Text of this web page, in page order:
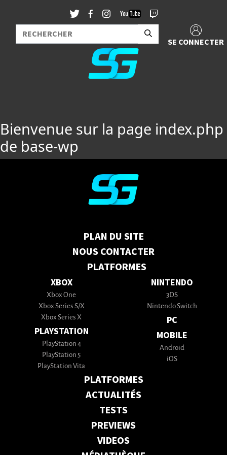
SE CONNECTER
Bienvenue sur la page index.php
de base-wp
PLAN DU SITE
NOUS CONTACTER
PLATFORMES
XBOX
Xbox One
Xbox Series S/X
Xbox Series X
PLAYSTATION
PlayStation 4
PlayStation 5
PlayStation Vita
NINTENDO
3DS
Nintendo Switch
PC
MOBILE
Android
iOS
PLATFORMES
ACTUALITÉS
TESTS
PREVIEWS
VIDEOS